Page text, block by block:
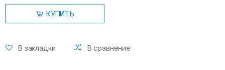
КУПИТЬ
В закладки В сравнение